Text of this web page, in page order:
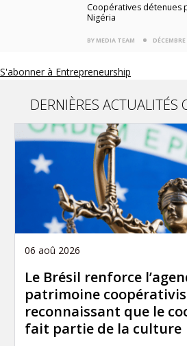
Coopératives détenues
Nigéria
BY MEDIA TEAM
S'abonner à Entrepreneurship
DERNIÈRES ACTUALITÉS
06 aoû 2026
Le Brésil renforce
patrimoine
reconnaissant que le
fait partie de la culture